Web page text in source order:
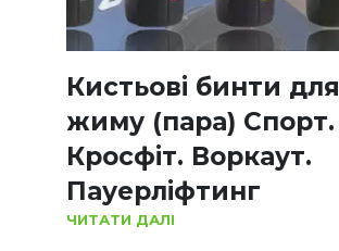
Кистьові бинти для
жиму (пара) Спорт.
Кросфіт. Воркаут.
Пауерліфтинг
ЧИТАТИ ДАЛІ